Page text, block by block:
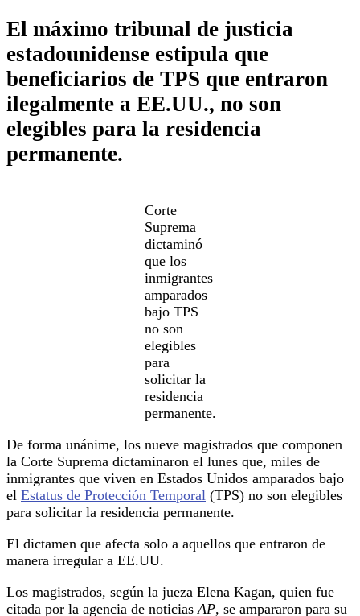
El máximo tribunal de justicia
estadounidense estipula que
beneficiarios de TPS que entraron
ilegalmente a EE.UU., no son
elegibles para la residencia
permanente.
Corte
Suprema
dictaminó
que los
inmigrantes
amparados
bajo TPS
no son
elegibles
para
solicitar la
residencia
permanente.
De forma unánime, los nueve magistrados que componen
la Corte Suprema dictaminaron el lunes que, miles de
inmigrantes que viven en Estados Unidos amparados bajo
el Estatus de Protección Temporal (TPS) no son elegibles
para solicitar la residencia permanente.
El dictamen que afecta solo a aquellos que entraron de
manera irregular a EE.UU.
Los magistrados, según la jueza Elena Kagan, quien fue
citada por la agencia de noticias AP, se ampararon para su